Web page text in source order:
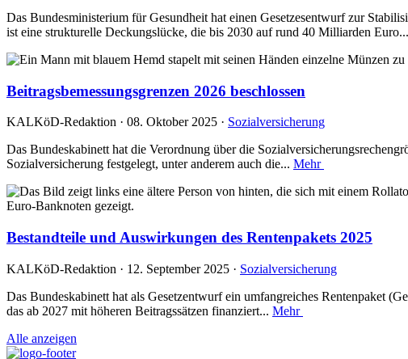
Das Bundesministerium für Gesundheit hat einen Gesetzesentwurf zur
ist eine strukturelle Deckungslücke, die bis 2030 auf rund 40 Milliarden Euro...
Beitragsbemessungsgrenzen 2026 beschlossen
KALKöD-Redaktion · 08. Oktober 2025 · Sozialversicherung
Das Bundeskabinett hat die Verordnung über die
Sozialversicherung festgelegt, unter anderem auch die... Mehr
Bestandteile und Auswirkungen des Rentenpakets 2025
KALKöD-Redaktion · 12. September 2025 · Sozialversicherung
Das Bundeskabinett hat als Gesetzentwurf ein umfangreiches Rentenpaket
das ab 2027 mit höheren Beitragssätzen finanziert... Mehr
Alle anzeigen